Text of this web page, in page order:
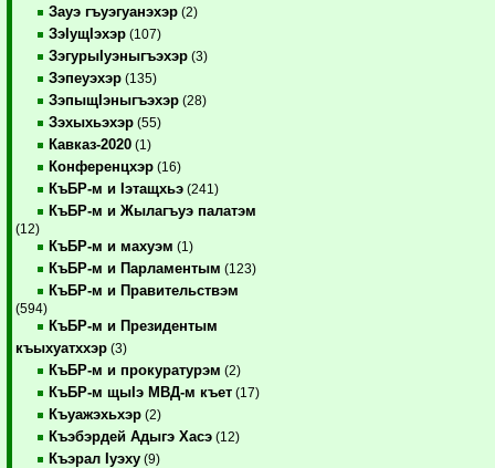
Зауэ гъуэгуанэхэр (2)
ЗэIущIэхэр (107)
ЗэгурыIуэныгъэхэр (3)
Зэпеуэхэр (135)
ЗэпыщIэныгъэхэр (28)
Зэхыхьэхэр (55)
Кавказ-2020 (1)
Конференцхэр (16)
КъБР-м и Iэтащхьэ (241)
КъБР-м и Жылагъуэ палатэм
(12)
КъБР-м и махуэм (1)
КъБР-м и Парламентым (123)
КъБР-м и Правительствэм
(594)
КъБР-м и Президентым
къыхуатххэр (3)
КъБР-м и прокуратурэм (2)
КъБР-м щыIэ МВД-м къет (17)
Къуажэхьхэр (2)
Къэбэрдей Адыгэ Хасэ (12)
Къэрал Iуэху (9)